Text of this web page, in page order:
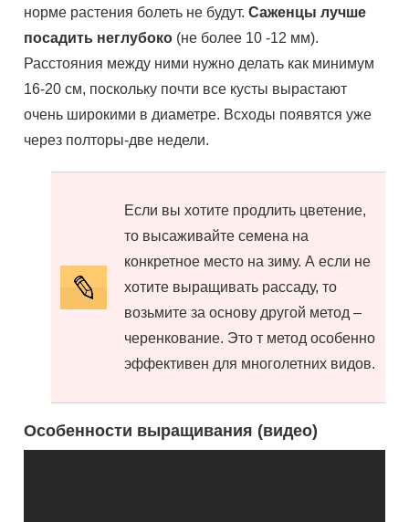
норме растения болеть не будут. Саженцы лучше
посадить неглубоко (не более 10 -12 мм).
Расстояния между ними нужно делать как минимум
16-20 см, поскольку почти все кусты вырастают
очень широкими в диаметре. Всходы появятся уже
через полторы-две недели.
Если вы хотите продлить цветение,
то высаживайте семена на
конкретное место на зиму. А если не
хотите выращивать рассаду, то
возьмите за основу другой метод –
черенкование. Это т метод особенно
эффективен для многолетних видов.
Особенности выращивания (видео)